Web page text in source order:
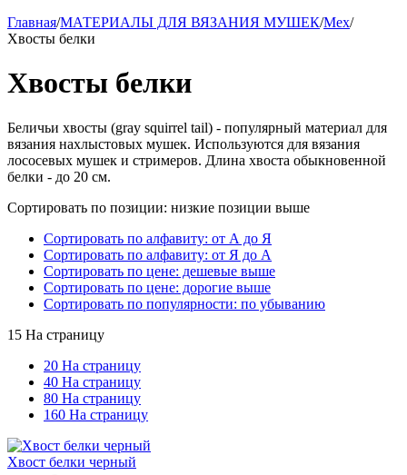
Главная/МАТЕРИАЛЫ ДЛЯ ВЯЗАНИЯ МУШЕК/Мех/
Хвосты белки
Хвосты белки
Беличьи хвосты (gray squirrel tail) - популярный материал для
вязания нахлыстовых мушек. Используются для вязания
лососевых мушек и стримеров. Длина хвоста обыкновенной
белки - до 20 см.
Сортировать по позиции: низкие позиции выше
Сортировать по алфавиту: от А до Я
Сортировать по алфавиту: от Я до А
Сортировать по цене: дешевые выше
Сортировать по цене: дорогие выше
Сортировать по популярности: по убыванию
15 На страницу
20 На страницу
40 На страницу
80 На страницу
160 На страницу
Хвост белки черный